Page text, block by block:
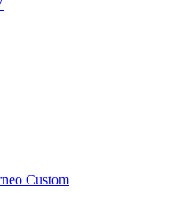
Custom